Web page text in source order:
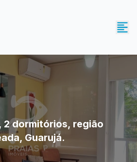
2 dormitórios, região
Guarujá.